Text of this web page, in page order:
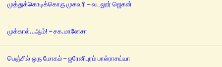
முத்துக்கொடிக்கொரு முகவரி – வடலூர் ஜெகன்
முக்கால்…ஆம்! – சக.மானேசா
பெஞ்சில் ஒரு மோகம் – ஐரேனிபுரம் பால்ராசய்யா